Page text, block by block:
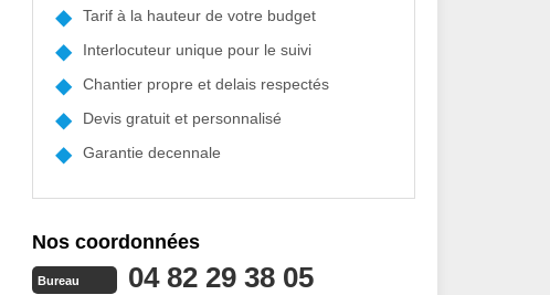
Tarif à la hauteur de votre budget
Interlocuteur unique pour le suivi
Chantier propre et delais respectés
Devis gratuit et personnalisé
Garantie decennale
Nos coordonnées
Bureau 04 82 29 38 05